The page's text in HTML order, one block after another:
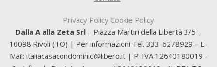
Privacy Policy Cookie Policy
Dalla A alla Zeta Srl – Piazza Martiri della Libertà 3/5 –
10098 Rivoli (TO) | Per informazioni Tel. 333-6278929 – E-
Mail: italiacasacondominio@libero.it | P. IVA 12640180019 -